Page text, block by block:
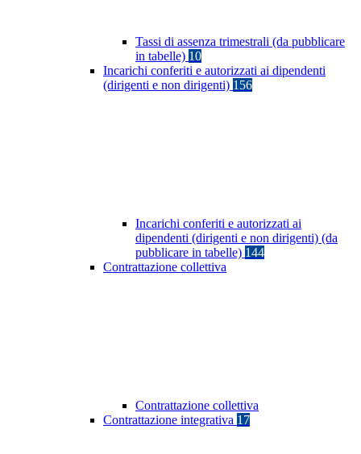
Tassi di assenza trimestrali (da pubblicare
in tabelle) 10
Incarichi conferiti e autorizzati ai dipendenti
(dirigenti e non dirigenti) 156
Incarichi conferiti e autorizzati ai
dipendenti (dirigenti e non dirigenti) (da
pubblicare in tabelle) 144
Contrattazione collettiva
Contrattazione collettiva
Contrattazione integrativa 17